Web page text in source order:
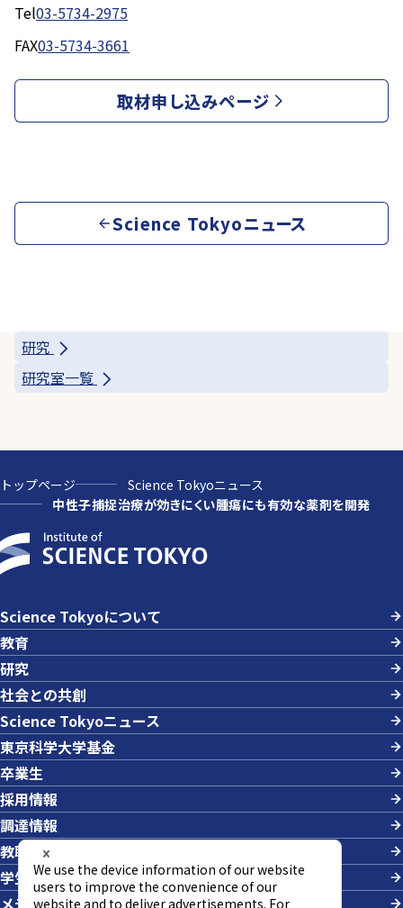
Tel03-5734-2975
FAX03-5734-3661
取材申し込みページ
Science Tokyoニュース
研究
研究室一覧
トップページ
Science Tokyoニュース
中性子捕捉治療が効きにくい腫瘍にも有効な薬剤を開発
Science Tokyoについて
教育
研究
社会との共創
Science Tokyoニュース
東京科学大学基金
卒業生
採用情報
調達情報
教職員への業務依頼
学生の採用
メディアの方